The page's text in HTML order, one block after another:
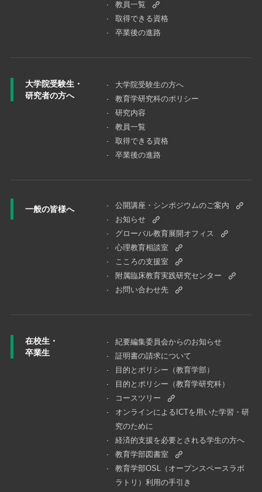
教員一覧
取得できる資格
卒業後の進路
大学院受験生・
研究者の方へ
大学院受験⽣の⽅へ
教育学研究科のポリシー
研究内容
教員一覧
取得できる資格
卒業後の進路
一般の皆様へ
公開講座・シンポジウムのご案内
お知らせ
グローバル教育展開オフィス
心理教育相談室
こころの支援室
附属臨床教育実践研究センター
お問い合わせ先
在校生・
卒業生
紀要編集委員会からのお知らせ
証明書の請求について
目的とポリシー（教育学部）
目的とポリシー（教育学研究科）
コースツリー
オンラインによるICTを用いた学習・研
究のために
経済的支援を必要とされる学生の方へ
教育学部図書室
教育学部OSL（オープンスペースラボ
ラトリ）利用の手引き